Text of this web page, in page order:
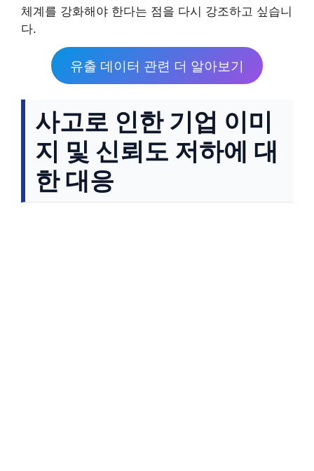
체계를 강화해야 한다는 점을 다시 강조하고 싶습니
다.
유출 데이터 관련 더 알아보기
사고로 인한 기업 이미
지 및 신뢰도 저하에 대
한 대응